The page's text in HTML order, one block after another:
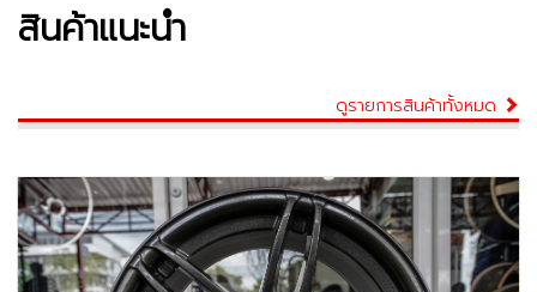
สินค้าแนะนำ
ดูรายการสินค้าทั้งหมด